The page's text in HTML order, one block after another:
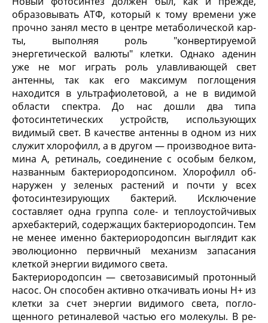
образовывать АТФ, который к тому времени уже
прочно занял место в центре метаболической кар­
ты, выполняя роль "конвертируемой
энергетической валюты" клетки. Однако аденин
уже не мог играть роль улавливающей свет
антенны, так как его мак­симум поглощения
находится в ультрафиолетовой, а не в видимой
области спектра. До нас дошли два типа
фотосинтетических устройств, использующих
видимый свет. В качестве антенны в одном из них
служит хлорофилл, а в другом — производное вита­
мина А, ретиналь, соединение с особым белком,
названным бактериородопсином. Хлорофилл об­
наружен у зеленых растений и почти у всех
фотосинтезирующих бактерий. Исключение
составляет одна группа соле- и теплоустойчивых
архебактерий, содержащих бактериородопсин. Тем
не менее именно бактериородопсин выглядит как
эволюционно первичный механизм запасания
клеткой энергии видимого света.
Бактериородопсин — светозависимый протон­ный
насос. Он способен активно откачивать ионы Н+из
клетки за счет энергии видимого света, погло­
щенного ретиналевой частью его молекулы. В ре­